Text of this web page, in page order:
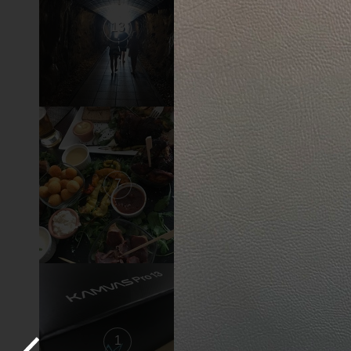
13 12
7
1